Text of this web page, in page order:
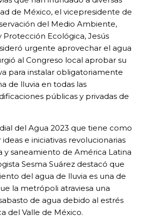
de México, el vicepresidente de
del Medio Ambiente,
Ecológica, Jesús
urgente aprovechar el agua
al Congreso local aprobar su
para instalar obligatoriamente
de lluvia en todas las
públicas y privadas de
del Agua 2023 que tiene como
e iniciativas revolucionarias
y saneamiento de América Latina
Sesma Suárez destacó que
del agua de lluvia es una de
la metrópoli atraviesa una
de agua debido al estrés
del Valle de México.